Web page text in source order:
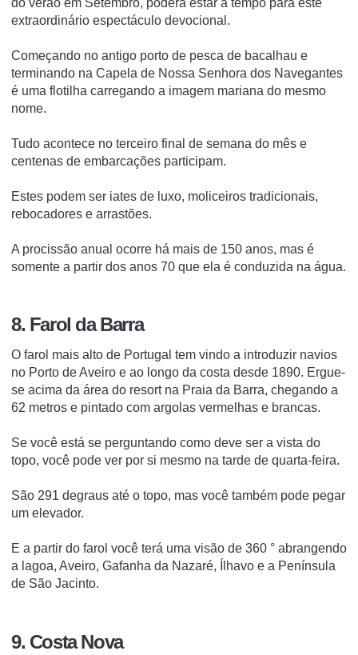
extraordinário espectáculo devocional.
Começando no antigo porto de pesca de bacalhau e
terminando na Capela de Nossa Senhora dos Navegantes
é uma flotilha carregando a imagem mariana do mesmo
nome.
Tudo acontece no terceiro final de semana do mês e
centenas de embarcações participam.
Estes podem ser iates de luxo, moliceiros tradicionais,
rebocadores e arrastões.
A procissão anual ocorre há mais de 150 anos, mas é
somente a partir dos anos 70 que ela é conduzida na água.
8. Farol da Barra
O farol mais alto de Portugal tem vindo a introduzir navios
no Porto de Aveiro e ao longo da costa desde 1890. Ergue-
se acima da área do resort na Praia da Barra, chegando a
62 metros e pintado com argolas vermelhas e brancas.
Se você está se perguntando como deve ser a vista do
topo, você pode ver por si mesmo na tarde de quarta-feira.
São 291 degraus até o topo, mas você também pode pegar
um elevador.
E a partir do farol você terá uma visão de 360 ° abrangendo
a lagoa, Aveiro, Gafanha da Nazaré, Ílhavo e a Península
de São Jacinto.
9. Costa Nova